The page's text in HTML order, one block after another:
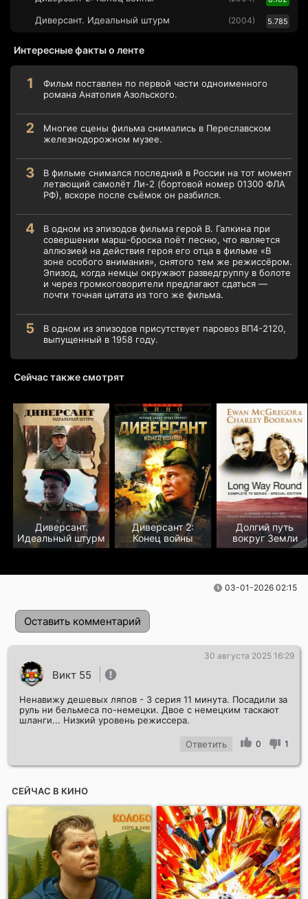
Диверсант. Идеальный штурм (2004) 5.785
Интересные факты о ленте
Фильм поставлен по первой части одноименного
романа Анатолия Азольского.
Многие сцены фильма снимались в Переславском
железнодорожном музее.
В фильме снимался последний в России на тот момент
летающий самолёт Ли-2 (бортовой номер 01300 ФЛА
РФ), вскоре после съёмок он разбился.
В одном из эпизодов фильма герой В. Галкина при
совершении марш-броска поёт песню, что является
аллюзией на действия героя его отца в фильме «В
зоне особого внимания», снятого тем же режиссёром.
Эпизод, когда немцы окружают разведгруппу в болоте
и через громкоговорители предлагают сдаться —
почти точная цитата из того же фильма.
В одном из эпизодов присутствует паровоз ВП4-2120,
выпущенный в 1958 году.
Сейчас также смотрят
Диверсант.
Идеальный штурм
Диверсант 2:
Конец войны
Долгий путь
вокруг Земли
03-01-2026 02:15
Оставить комментарий
Отправить!
Викт 55
30 августа 2025 16:29
Ненавижу дешевых ляпов - 3 серия 11 минута. Посадили за
руль ни бельмеса по-немецки. Двое с немецким таскают
шланги... Низкий уровень режиссера.
Ответить 0 1
СЕЙЧАС В КИНО